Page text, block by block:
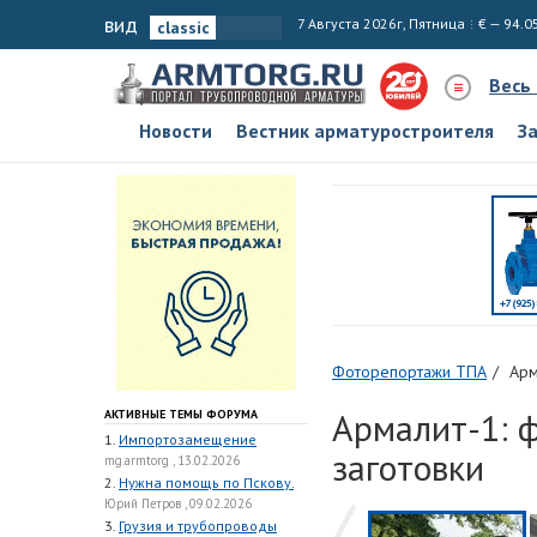
вид 7 Августа 2026г, Пятница € —
Весь
Новости
Вестник арматуростроителя
АКТИВНЫЕ ТЕМЫ ФОРУМА
1. Импортозамещение
mg.armtorg , 13.02.2026
2. Нужна помощь по Пскову.
Юрий Петров , 09.02.2026
3. Грузия и трубопроводы
Фоторепортажи ТПА
Армалит-1:
заготовки